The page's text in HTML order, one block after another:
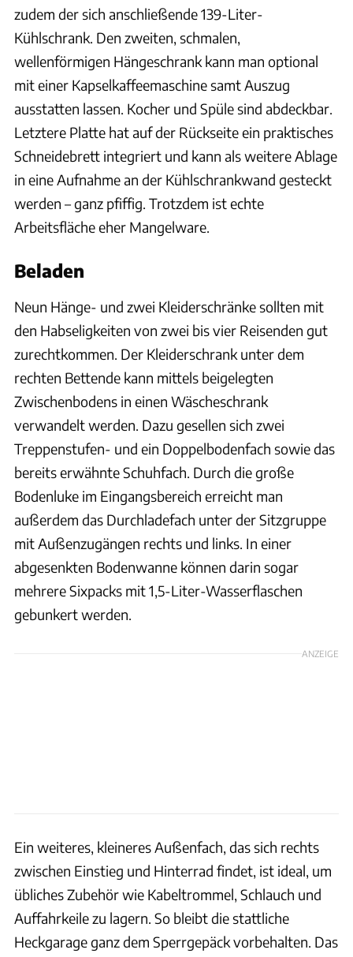
zudem der sich anschließende 139-Liter-
Kühlschrank. Den zweiten, schmalen,
wellenförmigen Hängeschrank kann man optional
mit einer Kapselkaffeemaschine samt Auszug
ausstatten lassen. Kocher und Spüle sind abdeckbar.
Letztere Platte hat auf der Rückseite ein praktisches
Schneidebrett integriert und kann als weitere Ablage
in eine Aufnahme an der Kühlschrankwand gesteckt
werden – ganz pfiffig. Trotzdem ist echte
Arbeitsfläche eher Mangelware.
Beladen
Neun Hänge- und zwei Kleiderschränke sollten mit
den Habseligkeiten von zwei bis vier Reisenden gut
zurechtkommen. Der Kleiderschrank unter dem
rechten Bettende kann mittels beigelegten
Zwischenbodens in einen Wäscheschrank
verwandelt werden. Dazu gesellen sich zwei
Treppenstufen- und ein Doppelbodenfach sowie das
bereits erwähnte Schuhfach. Durch die große
Bodenluke im Eingangsbereich erreicht man
außerdem das Durchladefach unter der Sitzgruppe
mit Außenzugängen rechts und links. In einer
abgesenkten Bodenwanne können darin sogar
mehrere Sixpacks mit 1,5-Liter-Wasserflaschen
gebunkert werden.
ANZEIGE
Ein weiteres, kleineres Außenfach, das sich rechts
zwischen Einstieg und Hinterrad findet, ist ideal, um
übliches Zubehör wie Kabeltrommel, Schlauch und
Auffahrkeile zu lagern. So bleibt die stattliche
Heckgarage ganz dem Sperrgepäck vorbehalten. Das